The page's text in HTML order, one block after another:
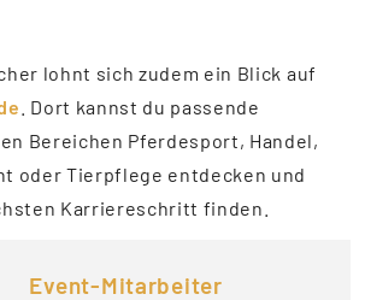
lohnt sich zudem ein Blick auf
. Dort kannst du passende
Bereichen Pferdesport, Handel,
oder Tierpflege entdecken und
Karriereschritt finden.
Event-Mitarbeiter